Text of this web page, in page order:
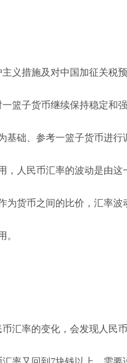
义措施及对中国加征关税
篮子货币继续保持稳定和
基础、参考一篮子货币进
，人民币汇率的波动是由
为货币之间的比价，汇率
。
汇率的变化，会发现人民